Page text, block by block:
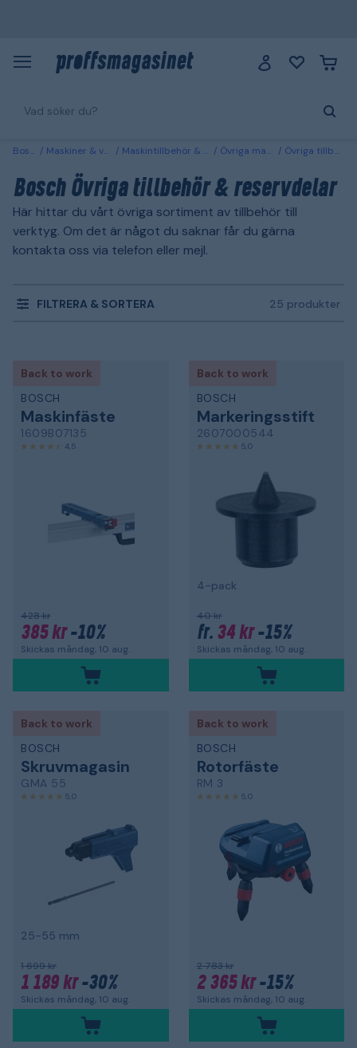
Bosch Maskiner & verktyg Maskintillbehör & förbrukning Övriga maskintillbehör Övriga tillbehör & reservdelar
Bosch Övriga tillbehör & reservdelar
Här hittar du vårt övriga sortiment av tillbehör till
verktyg. Om det är något du saknar får du gärna
kontakta oss via telefon eller mejl.
FILTRERA & SORTERA 25 produkter
Back to work
BOSCH
Maskinfäste
1609B07135
4,5
428 kr
385 kr-10%
Skickas måndag, 10 aug.
Back to work
BOSCH
Markeringsstift
2607000544
5,0
4-pack
40 kr
fr. 34 kr-15%
Skickas måndag, 10 aug.
Back to work
BOSCH
Skruvmagasin
GMA 55
5,0
25-55 mm
1 699 kr
1 189 kr-30%
Skickas måndag, 10 aug.
Back to work
BOSCH
Rotorfäste
RM 3
5,0
2 783 kr
2 365 kr-15%
Skickas måndag, 10 aug.